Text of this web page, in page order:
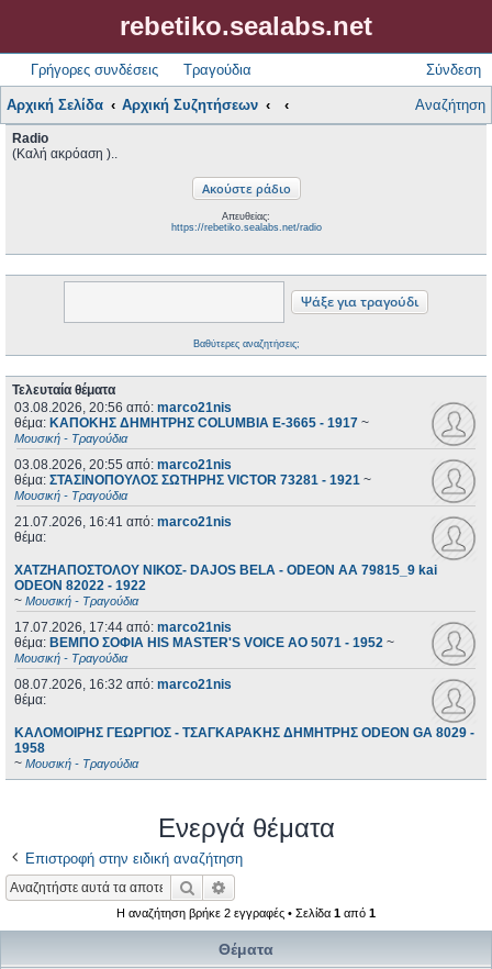
rebetiko.sealabs.net
Γρήγορες συνδέσεις Τραγούδια Σύνδεση
Αρχική Σελίδα Αρχική Συζητήσεων Αναζήτηση
Radio
(Καλή ακρόαση )..
Απευθείας:
https://rebetiko.sealabs.net/radio
Βαθύτερες αναζητήσεις;
Τελευταία θέματα
03.08.2026, 20:56 από: marco21nis
θέμα: ΚΑΠΟΚΗΣ ΔΗΜΗΤΡΗΣ COLUMBIA E-3665 - 1917 ~
Μουσική - Τραγούδια
03.08.2026, 20:55 από: marco21nis
θέμα: ΣΤΑΣΙΝΟΠΟΥΛΟΣ ΣΩΤΗΡΗΣ VICTOR 73281 - 1921 ~
Μουσική - Τραγούδια
21.07.2026, 16:41 από: marco21nis
θέμα:
ΧΑΤΖΗΑΠΟΣΤΟΛΟΥ ΝΙΚΟΣ- DAJOS BELA - ODEON AA 79815_9 kai
ODEON 82022 - 1922
~ Μουσική - Τραγούδια
17.07.2026, 17:44 από: marco21nis
θέμα: ΒΕΜΠΟ ΣΟΦΙΑ HIS MASTER'S VOICE AO 5071 - 1952 ~
Μουσική - Τραγούδια
08.07.2026, 16:32 από: marco21nis
θέμα:
ΚΑΛΟΜΟΙΡΗΣ ΓΕΩΡΓΙΟΣ - ΤΣΑΓΚΑΡΑΚΗΣ ΔΗΜΗΤΡΗΣ ODEON GA 8029 -
1958
~ Μουσική - Τραγούδια
Ενεργά θέματα
Επιστροφή στην ειδική αναζήτηση
Αναζήτηση
Η αναζήτηση βρήκε 2 εγγραφές • Σελίδα 1 από 1
Θέματα